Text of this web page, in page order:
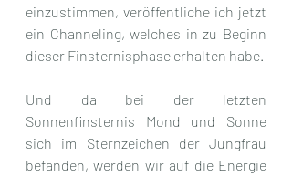
einzustimmen, veröffentliche ich jetzt
ein Channeling, welches in zu Beginn
dieser Finsternisphase erhalten habe.
Und da bei der letzten
Sonnenfinsternis Mond und Sonne
sich im Sternzeichen der Jungfrau
befanden, werden wir auf die Energie